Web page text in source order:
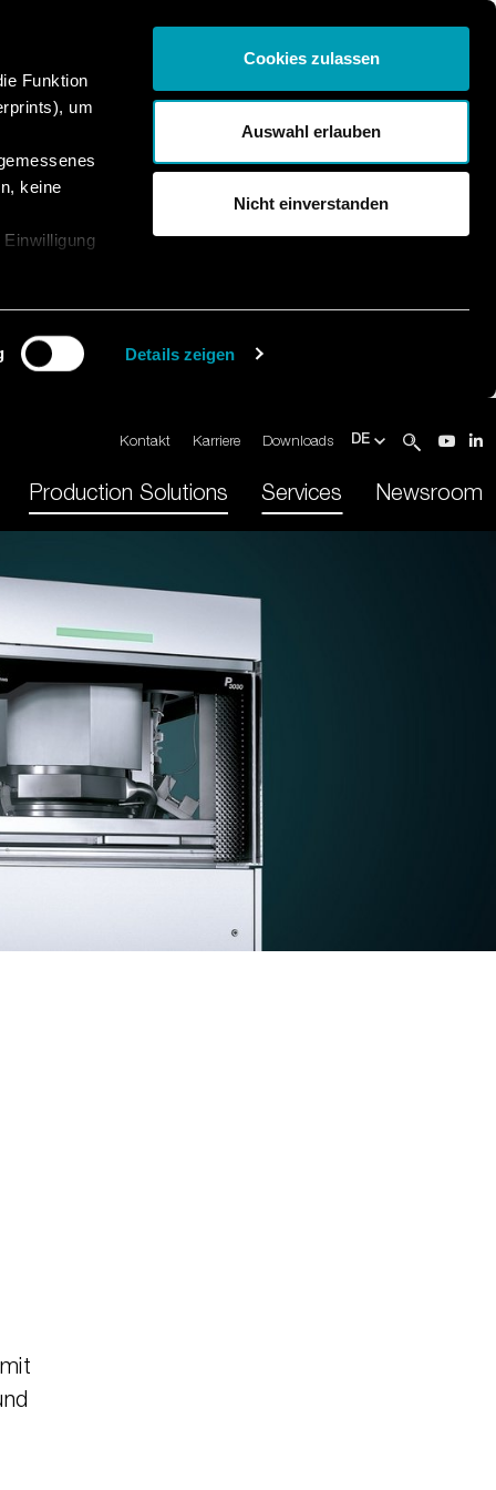
Funktion
um
keine
Details zeigen
Cookies zulassen
Auswahl erlauben
Nicht einverstanden
Production Solutions Services Newsroom
DE
Kontakt Karriere Downloads